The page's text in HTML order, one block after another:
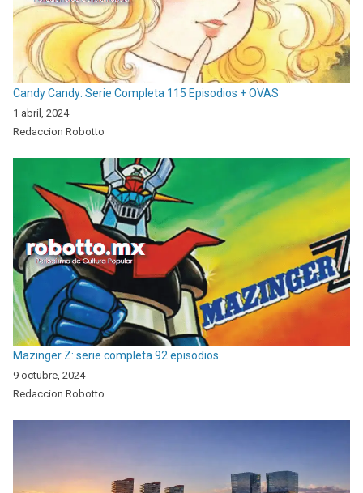
Candy Candy: Serie Completa 115 Episodios + OVAS
1 abril, 2024
Redaccion Robotto
Mazinger Z: serie completa 92 episodios.
9 octubre, 2024
Redaccion Robotto